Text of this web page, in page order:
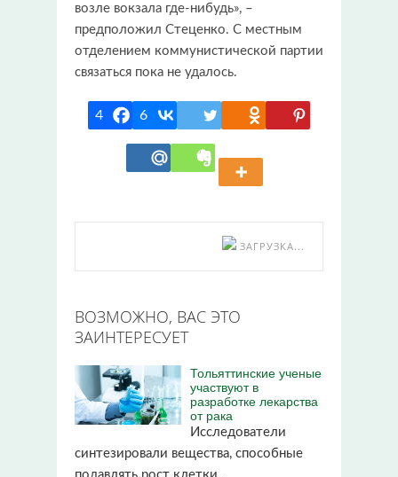
возле вокзала где-нибудь», –
предположил Стеценко. С местным
отделением коммунистической партии
связаться пока не удалось.
4 6
ЗАГРУЗКА...
ВОЗМОЖНО, ВАС ЭТО
ЗАИНТЕРЕСУЕТ
Тольяттинские ученые
участвуют в
разработке лекарства
от рака
Исследователи
синтезировали вещества, способные